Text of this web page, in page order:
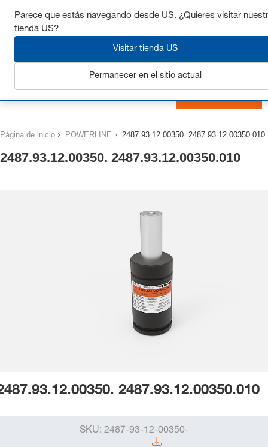
Consigue hasta un 7% de descuento - haz clic aquí para
Página de inicio POWERLINE 2487.93.12.00350. 2487.93.12.00350.010
2487.93.12.00350. 2487.93.12.00350.010
2487.93.12.00350.010
SKU: 2487-93-12-00350-
Parece que estás navegando desde US. ¿Quieres visitar
tienda US?
Visitar tienda US
Permanecer en el sitio actual